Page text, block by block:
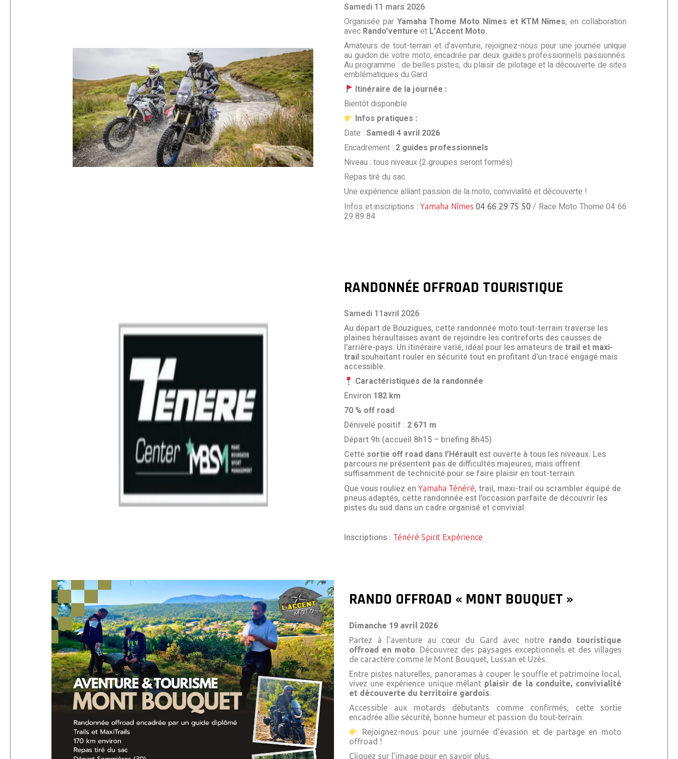
Samedi 11 mars 2026
Organisée par Yamaha Thome Moto Nîmes et KTM Nîmes, en collaboration
avec Rando’venture et L’Accent Moto.
Amateurs de tout-terrain et d’aventure, rejoignez-nous pour une journée unique
au guidon de votre moto, encadrée par deux guides professionnels passionnés.
Au programme : de belles pistes, du plaisir de pilotage et la découverte de sites
emblématiques du Gard.
Itinéraire de la journée :
Bientôt disponible
Infos pratiques :
Date : Samedi 4 avril 2026
Encadrement : 2 guides professionnels
Niveau : tous niveaux (2 groupes seront formés)
Repas tiré du sac
Une expérience alliant passion de la moto, convivialité et découverte !
Infos et inscriptions :Yamaha Nîmes 04 66 29 75 50 / Race Moto Thome 04 66
29 89 84
RANDONNÉE OFFROAD TOURISTIQUE
Samedi 11avril 2026
Au départ de Bouzigues, cette randonnée moto tout-terrain traverse les
plaines héraultaises avant de rejoindre les contreforts des causses de
l’arrière-pays. Un itinéraire varié, idéal pour les amateurs de trail et maxi-
trailsouhaitant rouler en sécurité tout en profitant d’un tracé engagé mais
accessible.
Caractéristiques de la randonnée
Environ 182 km
70 % off road
Dénivelé positif : 2 671 m
Départ 9h (accueil 8h15 – briefing 8h45)
Cette sortie off road dans l’Hérault est ouverte à tous les niveaux. Les
parcours ne présentent pas de difficultés majeures, mais offrent
suffisamment de technicité pour se faire plaisir en tout-terrain.
Que vous rouliez en Yamaha Ténéré, trail, maxi-trail ou scrambler équipé de
pneus adaptés, cette randonnée est l’occasion parfaite de découvrir les
pistes du sud dans un cadre organisé et convivial.
Inscriptions : Ténéré Spirit Expérience
RANDO OFFROAD « MONT BOUQUET »
Dimanche 19 avril 2026
Partez à l’aventure au cœur du Gard avec notre rando touristique
offroad en moto. Découvrez des paysages exceptionnels et des villages
de caractère comme le Mont Bouquet, Lussan et Uzès.
Entre pistes naturelles, panoramas à couper le souffle et patrimoine local,
vivez une expérience unique mêlant plaisir de la conduite, convivialité
et découverte du territoire gardois.
Accessible aux motards débutants comme confirmés, cette sortie
encadrée allie sécurité, bonne humeur et passion du tout-terrain.
Rejoignez-nous pour une journée d’évasion et de partage en moto
offroad !
Cliquez sur l’image pour en savoir plus.